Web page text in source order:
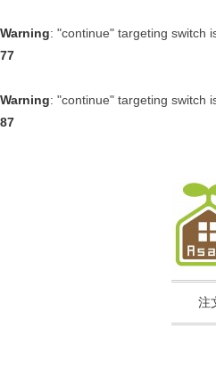
Warning: "continue" targeting switch
77
Warning: "continue" targeting switch
87
注